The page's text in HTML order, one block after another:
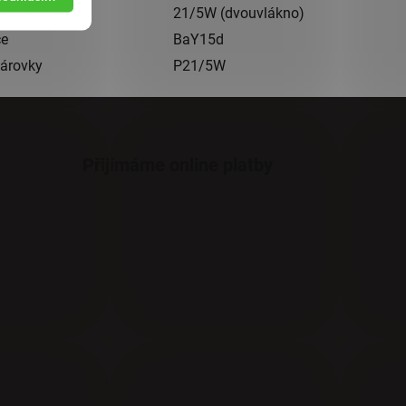
(W)
21/5W (dvouvlákno)
BaY15d
P21/5W